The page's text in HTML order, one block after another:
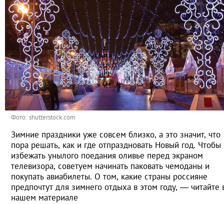
Фото: shutterstock.com
Зимние праздники уже совсем близко, а это значит, что
пора решать, как и где отпраздновать Новый год. Чтобы
избежать унылого поедания оливье перед экраном
телевизора, советуем начинать паковать чемоданы и
покупать авиабилеты. О том, какие страны россияне
предпочтут для зимнего отдыха в этом году, — читайте
нашем материале